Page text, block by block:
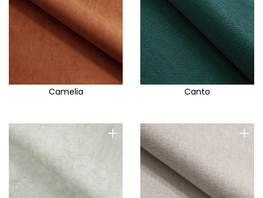
Camelia Canto
+ +